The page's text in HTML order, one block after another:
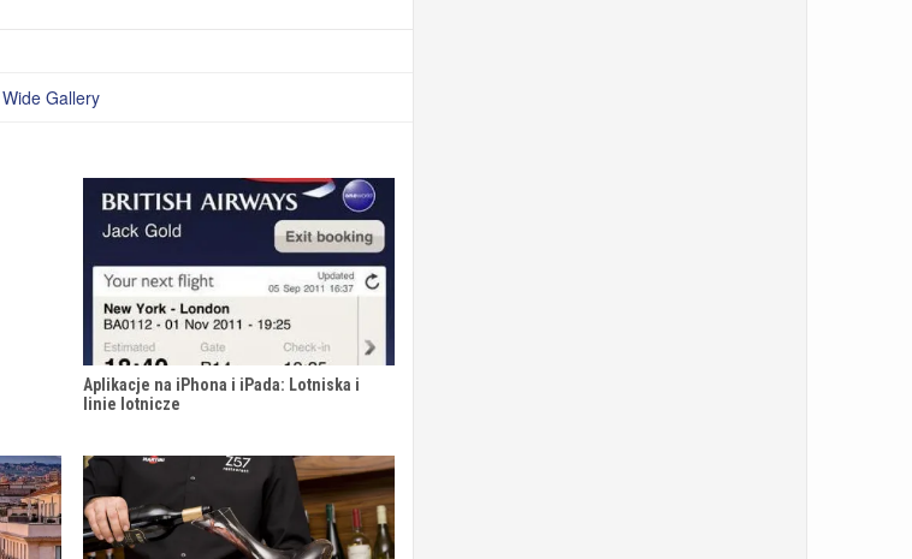
Wide Gallery
Aplikacje na iPhona i iPada: Lotniska i
linie lotnicze